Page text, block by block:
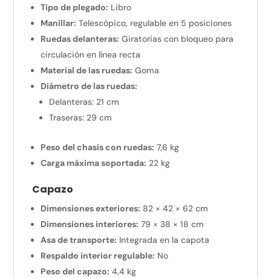
Tipo de plegado: Libro
Manillar: Telescópico, regulable en 5 posiciones
Ruedas delanteras: Giratorias con bloqueo para
circulación en línea recta
Material de las ruedas: Goma
Diámetro de las ruedas:
Delanteras: 21 cm
Traseras: 29 cm
Peso del chasis con ruedas: 7,6 kg
Carga máxima soportada: 22 kg
Capazo
Dimensiones exteriores: 82 × 42 × 62 cm
Dimensiones interiores: 79 × 38 × 18 cm
Asa de transporte: Integrada en la capota
Respaldo interior regulable: No
Peso del capazo: 4,4 kg